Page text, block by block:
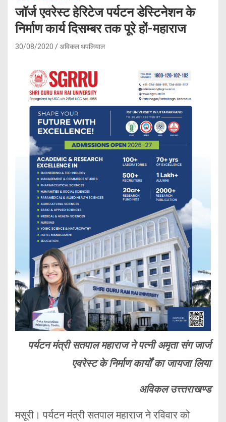
जॉर्ज एवरेस्ट हेरिटेज पर्यटन डेस्टिनेशन के
निर्माण कार्य दिसम्बर तक पूरे हों-महाराज
30/08/2020 अविकल थपलियाल
पर्यटन मंत्री सतपाल महाराज ने पत्नी अमृता संग जार्ज
एवरेस्ट के निर्माण कार्यों का जायजा लिया
अविकल उत्त्तराखण्ड
मसूरी। पर्यटन मंत्री सतपाल महाराज ने रविवार को